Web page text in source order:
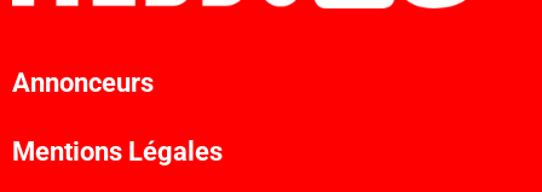
Annonceurs
Mentions Légales